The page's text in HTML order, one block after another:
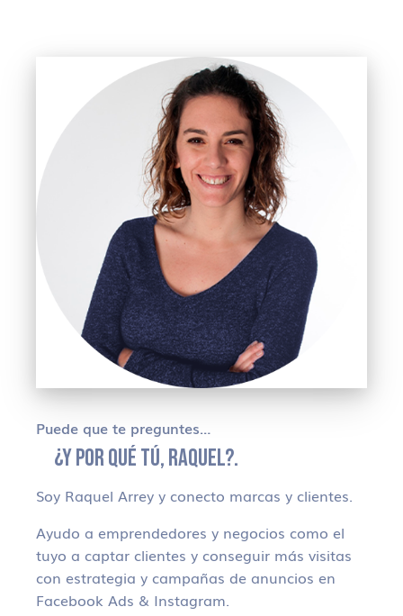
Puede que te preguntes…
¿Y POR QUÉ TÚ, RAQUEL?.
Soy Raquel Arrey y conecto marcas y clientes.
Ayudo a emprendedores y negocios como el
tuyo a captar clientes y conseguir más visitas
con estrategia y campañas de anuncios en
Facebook Ads & Instagram.